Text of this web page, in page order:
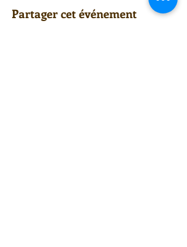
Partager cet événement